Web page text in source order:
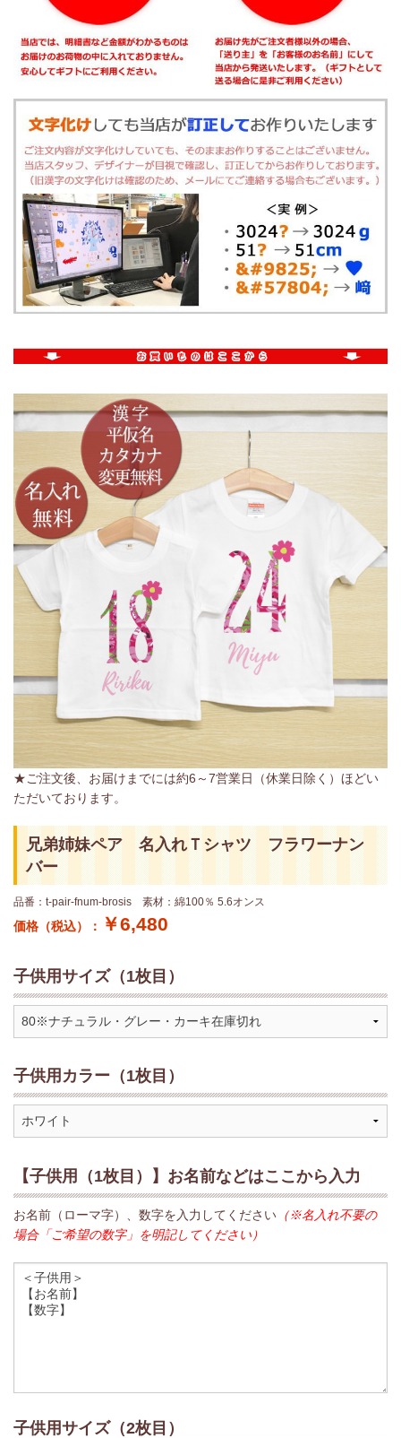
★ご注文後、お届けまでには約6～7営業日（休業日除く）ほどい
ただいております。
兄弟姉妹ペア 名入れＴシャツ フラワーナン
バー
品番：t-pair-fnum-brosis 素材：綿100％ 5.6オンス
価格（税込）： ￥6,480
子供用サイズ（1枚目）
子供用カラー（1枚目）
【子供用（1枚目）】お名前などはここから入力
お名前（ローマ字）、数字を入力してください （※名入れ不要の
場合「ご希望の数字」を明記してください）
子供用サイズ（2枚目）